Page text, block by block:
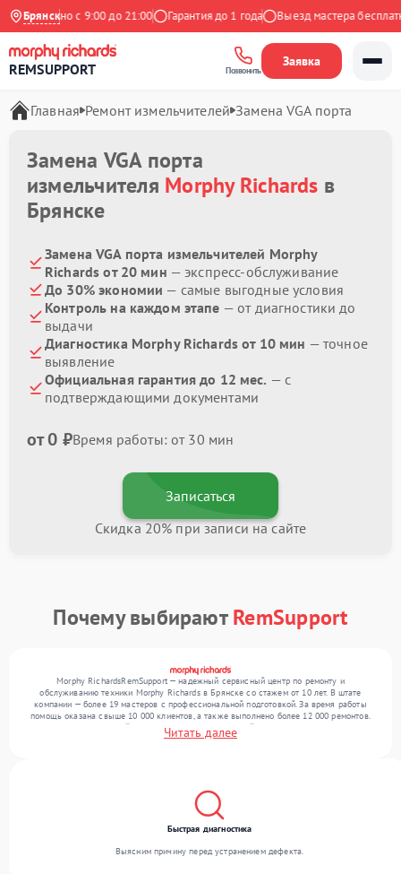
Брянск
Ежедневно с 9:00 до 21:00 Гарантия до 1 года Выезд мастера бесплатно
REMSUPPORT Позвонить
Заявка
Главная Ремонт измельчителей Замена VGA порта
Замена VGA порта
измельчителя Morphy Richards в
Брянске
Замена VGA порта измельчителей Morphy
Richards от 20 мин — экспресс-обслуживание
До 30% экономии — самые выгодные условия
Контроль на каждом этапе — от диагностики до
выдачи
Диагностика Morphy Richards от 10 мин — точное
выявление
Официальная гарантия до 12 мес. — с
подтверждающими документами
от 0 ₽Время работы: от 30 мин
Записаться
Скидка 20% при записи на сайте
Почему выбираютRemSupport
Morphy RichardsRemSupport — надежный сервисный центр по ремонту и
обслуживанию техники Morphy Richards в Брянске со стажем от 10 лет. В штате
компании — более 19 мастеров с профессиональной подготовкой. За время работы
помощь оказана свыше 10 000 клиентов, а также выполнено более 12 000 ремонтов.
Ежемесячно в сервисный центр поступает от 300 устройств, включая , , . Мы работаем
с широким спектром неисправностей и обеспечиваем надежный результат благодаря
Читать далее
Быстрая диагностика
Выясним причину перед устранением дефекта.